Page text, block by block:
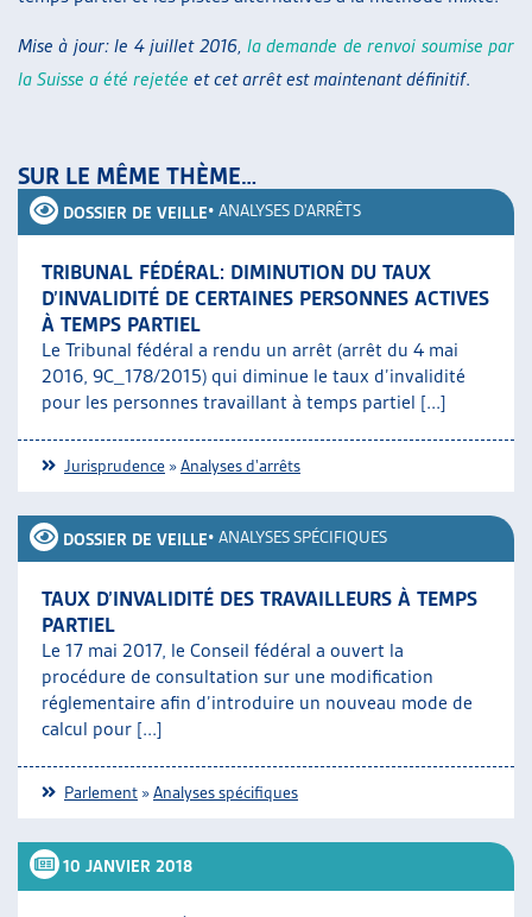
Mise à jour: le 4 juillet 2016, la demande de renvoi soumise par
la Suisse a été rejetée et cet arrêt est maintenant définitif.
SUR LE MÊME THÈME…
DOSSIER DE VEILLE• ANALYSES D'ARRÊTS
TRIBUNAL FÉDÉRAL: DIMINUTION DU TAUX
D’INVALIDITÉ DE CERTAINES PERSONNES ACTIVES
À TEMPS PARTIEL
Le Tribunal fédéral a rendu un arrêt (arrêt du 4 mai
2016, 9C_178/2015) qui diminue le taux d’invalidité
pour les personnes travaillant à temps partiel [...]
Jurisprudence »Analyses d'arrêts
DOSSIER DE VEILLE• ANALYSES SPÉCIFIQUES
TAUX D’INVALIDITÉ DES TRAVAILLEURS À TEMPS
PARTIEL
Le 17 mai 2017, le Conseil fédéral a ouvert la
procédure de consultation sur une modification
réglementaire afin d’introduire un nouveau mode de
calcul pour [...]
Parlement »Analyses spécifiques
10 JANVIER 2018